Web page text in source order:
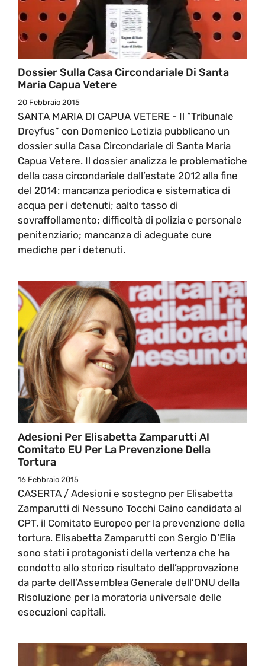
Dossier Sulla Casa Circondariale Di Santa
Maria Capua Vetere
20 Febbraio 2015
SANTA MARIA DI CAPUA VETERE - Il “Tribunale
Dreyfus” con Domenico Letizia pubblicano un
dossier sulla Casa Circondariale di Santa Maria
Capua Vetere. Il dossier analizza le problematiche
della casa circondariale dall’estate 2012 alla fine
del 2014: mancanza periodica e sistematica di
acqua per i detenuti; aalto tasso di
sovraffollamento; difficoltà di polizia e personale
penitenziario; mancanza di adeguate cure
mediche per i detenuti.
Adesioni Per Elisabetta Zamparutti Al
Comitato EU Per La Prevenzione Della
Tortura
16 Febbraio 2015
CASERTA / Adesioni e sostegno per Elisabetta
Zamparutti di Nessuno Tocchi Caino candidata al
CPT, il Comitato Europeo per la prevenzione della
tortura. Elisabetta Zamparutti con Sergio D’Elia
sono stati i protagonisti della vertenza che ha
condotto allo storico risultato dell’approvazione
da parte dell’Assemblea Generale dell’ONU della
Risoluzione per la moratoria universale delle
esecuzioni capitali.